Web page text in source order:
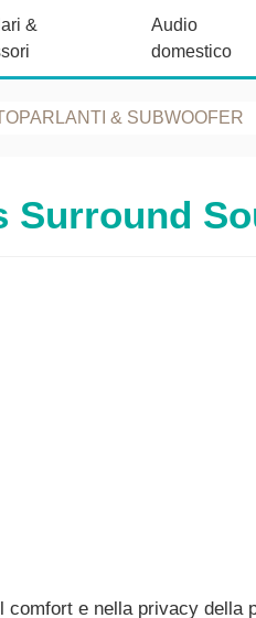
&
Audio
domestico
& SUBWOOFER
Surround
e nella privacy della